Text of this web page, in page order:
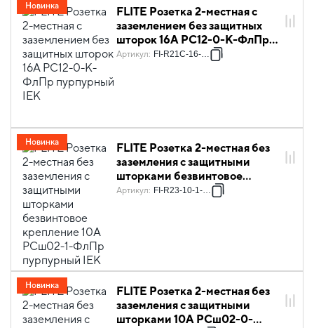
FLITE Розетка 2-местная с
заземлением без защитных
шторок 16А РС12-0-К-ФлПр
пурпурный IEK
Артикул: FI-R21C-16-K99
Новинка
FLITE Розетка 2-местная без
заземления с защитными
шторками безвинтовое
крепление 10А РСш02-1-
Артикул: FI-R23-10-1-K99
Новинка
FLITE Розетка 2-местная без
заземления с защитными
шторками 10А РСш02-0-
Новинка